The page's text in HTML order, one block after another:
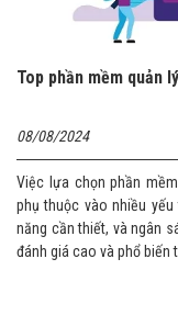
Top phần mềm quản
08/08/2024
Việc lựa chọn phần
phụ thuộc vào nhiều
năng cần thiết, và ngân
đánh giá cao và phổ biến